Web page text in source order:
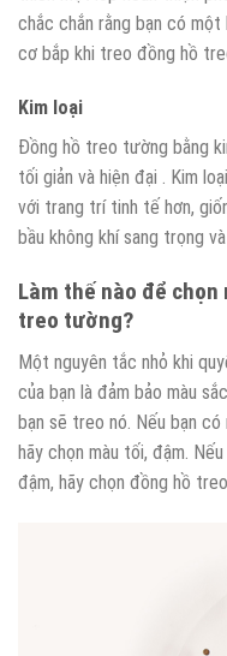
chắc chắn rằng bạn có
cơ bắp khi treo đồng hồ
Kim loại
Đồng hồ treo tường bằng
tối giản và hiện đại . Kim
với trang trí tinh tế hơn,
bầu không khí sang trọng
Làm thế nào để
treo tường?
Một nguyên tắc nhỏ khi
của bạn là đảm bảo màu
bạn sẽ treo nó. Nếu bạn
hãy chọn màu tối, đậm.
đậm, hãy chọn đồng hồ